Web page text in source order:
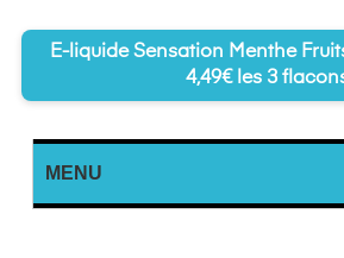
E-liquide Sensation Menthe
4,49€ les 3
MENU